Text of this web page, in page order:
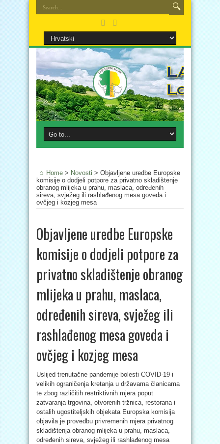
Home > Novosti > Objavljene uredbe Europske
komisije o dodjeli potpore za privatno skladištenje
obranog mlijeka u prahu, maslaca, određenih
sireva, svježeg ili rashlađenog mesa goveda i
ovčjeg i kozjeg mesa
Objavljene uredbe Europske
komisije o dodjeli potpore za
privatno skladištenje obranog
mlijeka u prahu, maslaca,
određenih sireva, svježeg ili
rashlađenog mesa goveda i
ovčjeg i kozjeg mesa
Uslijed trenutačne pandemije bolesti COVID-19 i
velikih ograničenja kretanja u državama članicama
te zbog različitih restriktivnih mjera poput
zatvaranja trgovina, otvorenih tržnica, restorana i
ostalih ugostiteljskih objekata Europska komisija
objavila je provedbu privremenih mjera privatnog
skladištenja obranog mlijeka u prahu, maslaca,
određenih sireva, svježeg ili rashlađenog mesa